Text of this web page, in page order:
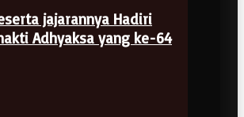
jajarannya Hadiri
Adhyaksa yang ke-64